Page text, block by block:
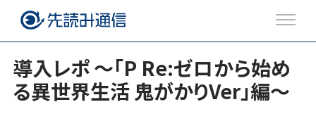
注目のトピックス
導入レポ ～「P Re:ゼロから始め
る異世界生活 鬼がかりVer」編～